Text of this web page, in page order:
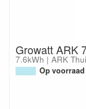
Growatt ARK
7.6kWh | ARK
Op